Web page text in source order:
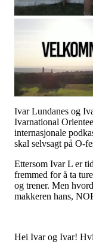
Ivar Lundanes og
Ivarnational
internasjonale
skal selvsagt på O-
Ettersom Ivar L er
fremmed for å ta
og trener. Men
makkeren hans,
Hei Ivar og Ivar!